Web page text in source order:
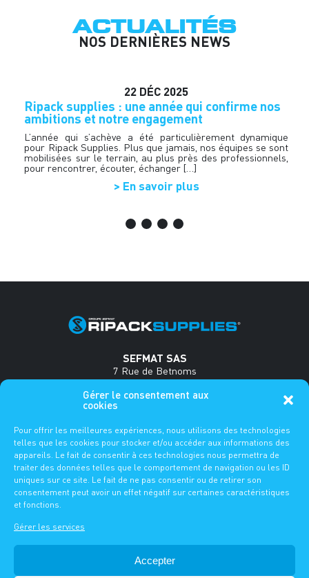
Gérer le consentement aux
cookies
Pour offrir les meilleures expériences, nous utilisons des technologies
telles que les cookies pour stocker et/ou accéder aux informations des
appareils. Le fait de consentir à ces technologies nous permettra de
traiter des données telles que le comportement de navigation ou les ID
uniques sur ce site. Le fait de ne pas consentir ou de retirer son
consentement peut avoir un effet négatif sur certaines caractéristiques
et fonctions.
Gérer les services
Accepter
NOS DERNIÈRES NEWS
ACTUALITÉS
22 DÉC 2025
Ripack supplies : une année qui confirme nos
ambitions et notre engagement
L’année qui s’achève a été particulièrement dynamique
pour Ripack Supplies. Plus que jamais, nos équipes se sont
mobilisées sur le terrain, au plus près des professionnels,
pour rencontrer, écouter, échanger […]
> En savoir plus
SEFMAT SAS
7 Rue de Betnoms
France
www.sefmat.com
FAQ
DE FR EN
- GÉRER LE CONSENTEMENT